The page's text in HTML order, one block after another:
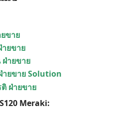
ขาย
ยขาย
ายขาย
ยขาย Solution
ฝ่ายขาย
Meraki: